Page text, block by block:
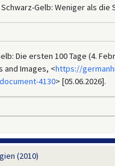
Gelb: Weniger als die
Die ersten 100 Tage (4.
and Images, <https://
4130> [05.06.2026].
(2010)